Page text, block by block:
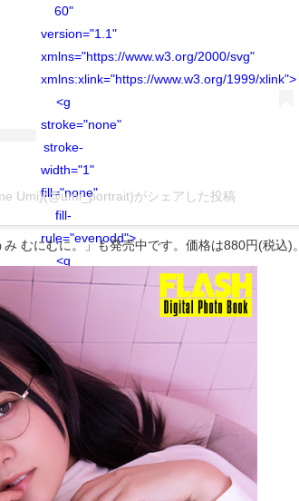
60"
version="1.1"
xmlns="https://www.w3.org/2000/svg"
xmlns:xlink="https://www.w3.org/1999/xlink">
<g
stroke="none"
stroke-
width="1"
fill="none"
fill-
rule="evenodd">
<g
transform="translate(-511.000000,
fill="#000000">
<g>
<path
d="M556.869,30.41
C554.814,30.41
553.148,32.076
553.148,34.131
C553.148,36.186
Umi)(@umi_portrait)がシェアした投稿
むにむに。」も発売中です。価格は880円(税込)。